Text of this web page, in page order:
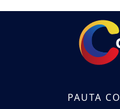
PAUTA